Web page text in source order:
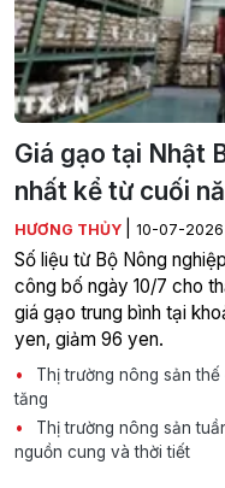
Giá gạo tại Nhật
nhất kể từ cuối
HƯƠNG THỦY 10-07-2026
Số liệu từ Bộ Nông
công bố ngày 10/7 cho
giá gạo trung bình tại
yen, giảm 96 yen.
Thị trường nông sản
tăng
Thị trường nông sản
nguồn cung và thời tiết